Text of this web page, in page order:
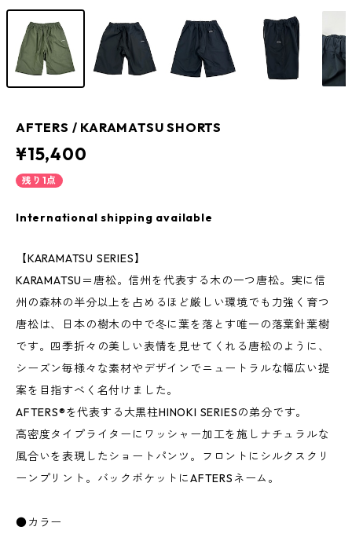
AFTERS / KARAMATSU SHORTS
¥15,400
残り1点
International shipping available
【KARAMATSU SERIES】
KARAMATSU＝唐松。信州を代表する木の一つ唐松。実に信
州の森林の半分以上を占めるほど厳しい環境でも力強く育つ
唐松は、日本の樹木の中で冬に葉を落とす唯一の落葉針葉樹
です。四季折々の美しい表情を見せてくれる唐松のように、
シーズン毎様々な素材やデザインでニュートラルな幅広い提
案を目指すべく名付けました。
AFTERS®︎を代表する大黒柱HINOKI SERIESの弟分です。
高密度タイプライターにワッシャー加工を施しナチュラルな
風合いを表現したショートパンツ。フロントにシルクスクリ
ーンプリント。バックポケットにAFTERSネーム。
●カラー